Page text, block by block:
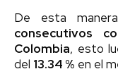
De esta
consecutivos
Colombia, esto
del 13.34 % en el